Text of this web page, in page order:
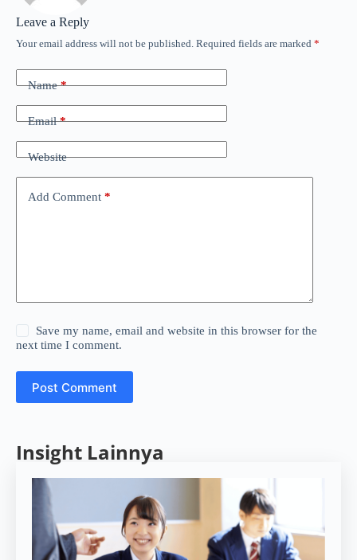
Leave a Reply
Your email address will not be published. Required fields are marked *
Name*
Email*
Website
Add Comment *
Save my name, email and website in this browser for the
next time I comment.
Post Comment
Insight Lainnya